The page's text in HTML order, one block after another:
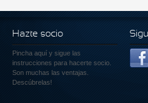
Hazte socio
Pincha aquí y sigue las
instrucciones para hacerte socio.
Son muchas las ventajas.
Descúbrelas!